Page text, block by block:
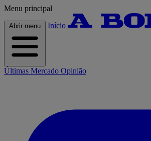
Menu principal
Abrir menu Início
Últimas Mercado Opinião